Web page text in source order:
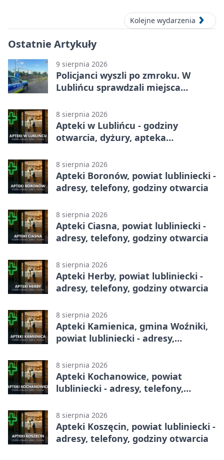
Kolejne wydarzenia
Ostatnie Artykuły
9 sierpnia 2026
Policjanci wyszli po zmroku. W
Lublińcu sprawdzali miejsca
8 sierpnia 2026
Apteki w Lublińcu - godziny
otwarcia, dyżury, apteka
8 sierpnia 2026
Apteki Boronów, powiat lubliniecki -
adresy, telefony, godziny otwarcia
8 sierpnia 2026
Apteki Ciasna, powiat lubliniecki -
adresy, telefony, godziny otwarcia
8 sierpnia 2026
Apteki Herby, powiat lubliniecki -
adresy, telefony, godziny otwarcia
8 sierpnia 2026
Apteki Kamienica, gmina Woźniki,
powiat lubliniecki - adresy,
8 sierpnia 2026
Apteki Kochanowice, powiat
lubliniecki - adresy, telefony,
8 sierpnia 2026
Apteki Koszęcin, powiat lubliniecki -
adresy, telefony, godziny otwarcia